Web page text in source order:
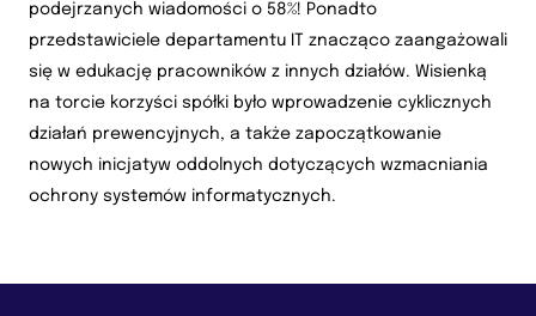
podejrzanych wiadomości o 58%! Ponadto
przedstawiciele departamentu IT znacząco zaangażowali
się w edukację pracowników z innych działów. Wisienką
na torcie korzyści spółki było wprowadzenie cyklicznych
działań prewencyjnych, a także zapoczątkowanie
nowych inicjatyw oddolnych dotyczących wzmacniania
ochrony systemów informatycznych.